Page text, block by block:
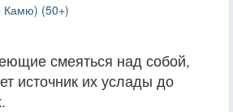
Камю) (50+)
смеяться над собой,
источник их услады до